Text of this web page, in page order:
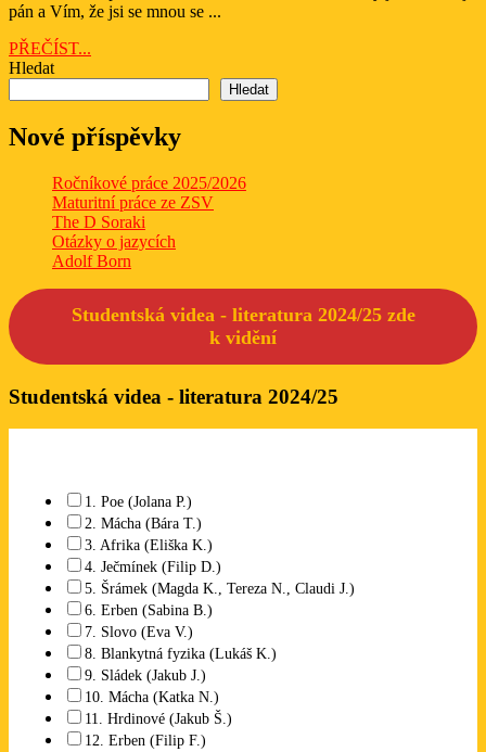
pán a Vím, že jsi se mnou se ...
PŘEČÍST...
Hledat
Hledat
Nové příspěvky
Ročníkové práce 2025/2026
Maturitní práce ze ZSV
The D Soraki
Otázky o jazycích
Adolf Born
Studentská videa - literatura 2024/25 zde
k vidění
Studentská videa - literatura 2024/25
1. Poe (Jolana P.)
2. Mácha (Bára T.)
3. Afrika (Eliška K.)
4. Ječmínek (Filip D.)
5. Šrámek (Magda K., Tereza N., Claudi J.)
6. Erben (Sabina B.)
7. Slovo (Eva V.)
8. Blankytná fyzika (Lukáš K.)
9. Sládek (Jakub J.)
10. Mácha (Katka N.)
11. Hrdinové (Jakub Š.)
12. Erben (Filip F.)